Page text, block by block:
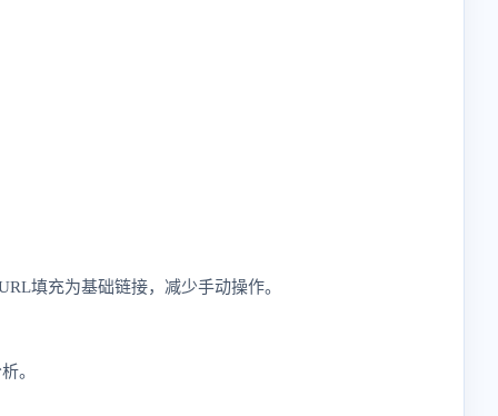
填充为基础链接，减少手动操作。
。